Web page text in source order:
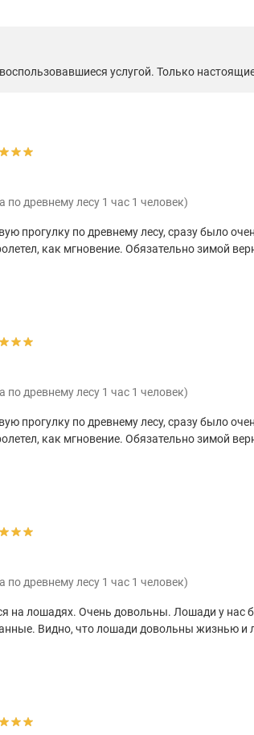
услугой. Только
по древнему лесу 1 час 1 человек)
прогулку по древнему лесу, сразу было
как мгновение. Обязательно зимой
по древнему лесу 1 час 1 человек)
прогулку по древнему лесу, сразу было
как мгновение. Обязательно зимой
по древнему лесу 1 час 1 человек)
на лошадях. Очень довольны. Лошади у нас
Видно, что лошади довольны жизнью